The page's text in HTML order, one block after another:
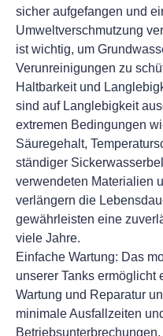
sicher aufgefangen und
Umweltverschmutzung
ist wichtig, um
Verunreinigungen zu
Haltbarkeit und
sind auf Langlebigkeit
extremen Bedingungen
Säuregehalt,
ständiger
verwendeten Materialien
verlängern die
gewährleisten eine
viele Jahre.
Einfache Wartung: Das
unserer Tanks ermöglicht
Wartung und Reparatur
minimale Ausfallzeiten